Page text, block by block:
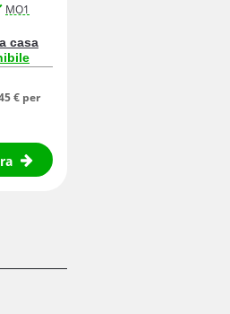
MO1
casa
€ per